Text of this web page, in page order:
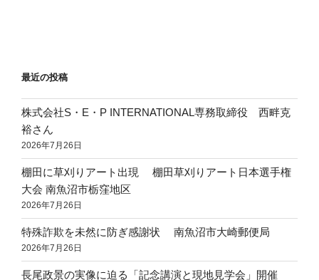
最近の投稿
株式会社S・E・P INTERNATIONAL専務取締役 西畔克
裕さん
2026年7月26日
棚田に草刈りアート出現 棚田草刈りアート日本選手権
大会 南魚沼市栃窪地区
2026年7月26日
特殊詐欺を未然に防ぎ感謝状 南魚沼市大崎郵便局
2026年7月26日
長尾政景の実像に迫る「記念講演と現地見学会」開催